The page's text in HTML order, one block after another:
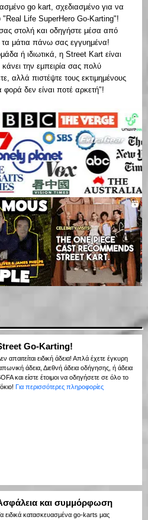
go kart, σχεδιασμένο για να
"Real Life SuperHero Go-Karting"!
στολή και οδηγήστε μέσα από
μάτια πάνω σας εγγυημένα!
ή ιδιωτικά, η Street Kart είναι
την εμπειρία σας πολύ
αλλά πιστέψτε τους εκτιμημένους
φορά δεν είναι ποτέ αρκετή"!
Go-Karting!
απαιτείται ειδική άδεια! Απλά έχετε έγκυρη
άδεια, Διεθνή άδεια οδήγησης, ή άδεια
και είστε έτοιμοι να οδηγήσετε σε όλο το
Για περισσότερες πληροφορίες
και συμμόρφωση
ειδικά κατασκευασμένα go-karts μας